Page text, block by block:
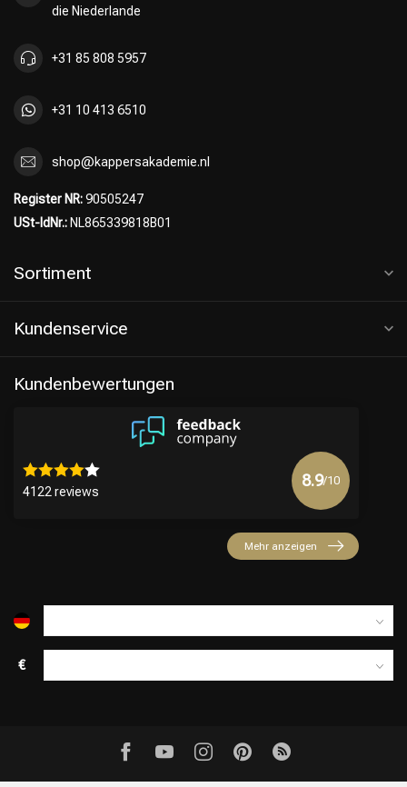
die Niederlande
+31 85 808 5957
+31 10 413 6510
shop@kappersakademie.nl
Register NR:90505247
USt-IdNr.: NL865339818B01
Sortiment
Kundenservice
Kundenbewertungen
4122 reviews
8.9/10
Mehr anzeigen
€